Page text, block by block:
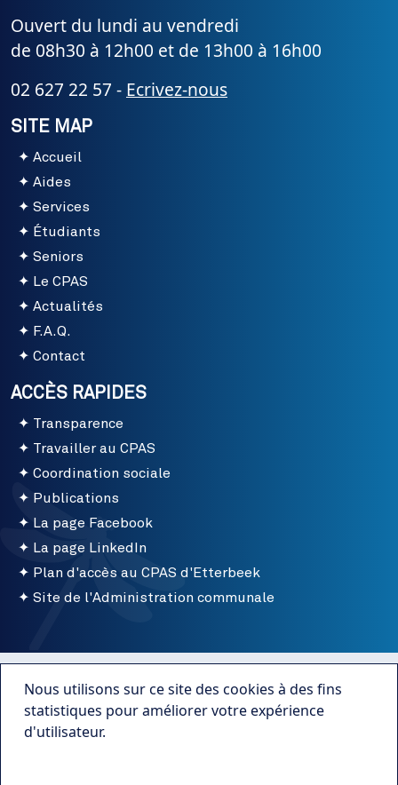
Ouvert du lundi au vendredi
de 08h30 à 12h00 et de 13h00 à 16h00
02 627 22 57 - Ecrivez-nous
SITE MAP
Accueil
Aides
Services
Étudiants
Seniors
Le CPAS
Actualités
F.A.Q.
Contact
ACCÈS RAPIDES
Transparence
Travailler au CPAS
Coordination sociale
Publications
La page Facebook
La page LinkedIn
Plan d'accès au CPAS d'Etterbeek
Site de l'Administration communale
Menu bottom
Mentions légales
Nous utilisons sur ce site des cookies à des fins
statistiques pour améliorer votre expérience
d'utilisateur.